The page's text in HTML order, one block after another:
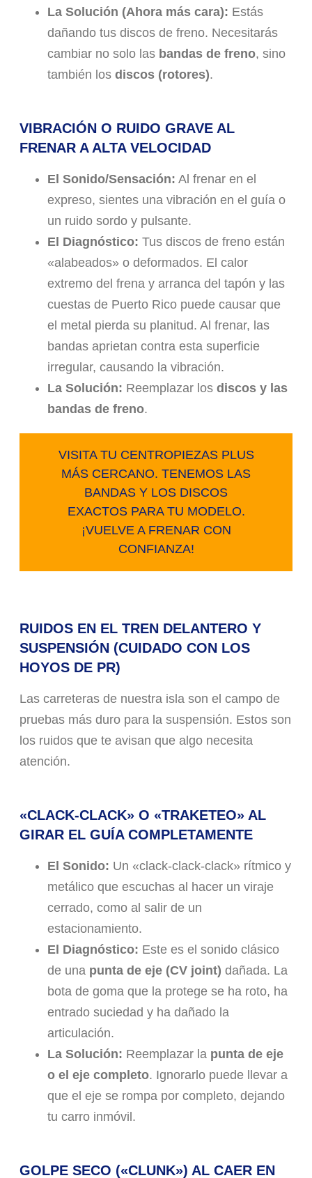
La Solución (Ahora más cara): Estás
dañando tus discos de freno. Necesitarás
cambiar no solo las bandas de freno, sino
también los discos (rotores).
VIBRACIÓN O RUIDO GRAVE AL
FRENAR A ALTA VELOCIDAD
El Sonido/Sensación: Al frenar en el
expreso, sientes una vibración en el guía o
un ruido sordo y pulsante.
El Diagnóstico: Tus discos de freno están
«alabeados» o deformados. El calor
extremo del frena y arranca del tapón y las
cuestas de Puerto Rico puede causar que
el metal pierda su planitud. Al frenar, las
bandas aprietan contra esta superficie
irregular, causando la vibración.
La Solución: Reemplazar los discos y las
bandas de freno.
VISITA TU CENTROPIEZAS PLUS
MÁS CERCANO. TENEMOS LAS
BANDAS Y LOS DISCOS
EXACTOS PARA TU MODELO.
¡VUELVE A FRENAR CON
CONFIANZA!
RUIDOS EN EL TREN DELANTERO Y
SUSPENSIÓN (CUIDADO CON LOS
HOYOS DE PR)
Las carreteras de nuestra isla son el campo de
pruebas más duro para la suspensión. Estos son
los ruidos que te avisan que algo necesita
atención.
«CLACK-CLACK» O «TRAKETEO» AL
GIRAR EL GUÍA COMPLETAMENTE
El Sonido: Un «clack-clack-clack» rítmico y
metálico que escuchas al hacer un viraje
cerrado, como al salir de un
estacionamiento.
El Diagnóstico: Este es el sonido clásico
de una punta de eje (CV joint) dañada. La
bota de goma que la protege se ha roto, ha
entrado suciedad y ha dañado la
articulación.
La Solución: Reemplazar la punta de eje
o el eje completo. Ignorarlo puede llevar a
que el eje se rompa por completo, dejando
tu carro inmóvil.
GOLPE SECO («CLUNK») AL CAER EN